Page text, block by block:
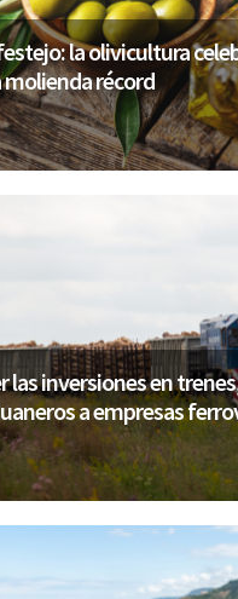
la olivicultura
molienda récord
las inversiones en
a empresas